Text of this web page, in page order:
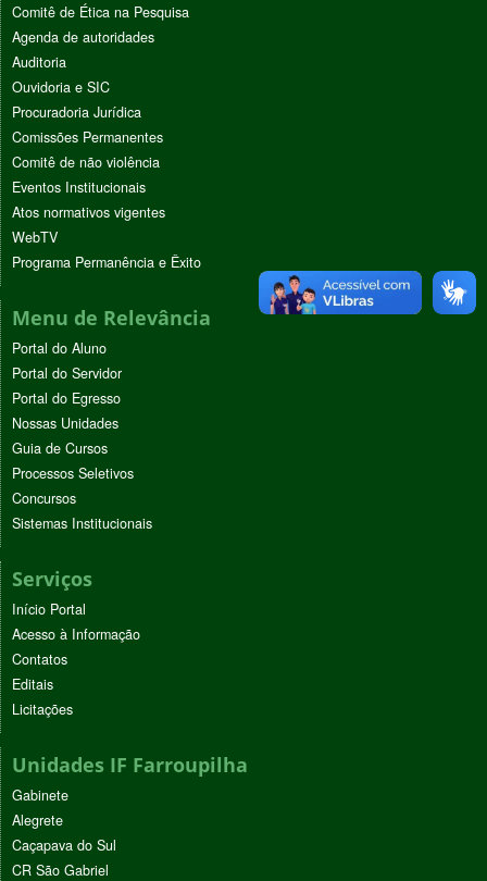
Comitê de Ética na Pesquisa
Agenda de autoridades
Auditoria
Ouvidoria e SIC
Procuradoria Jurídica
Comissões Permanentes
Comitê de não violência
Eventos Institucionais
Atos normativos vigentes
WebTV
Programa Permanência e Êxito
Menu de Relevância
Portal do Aluno
Portal do Servidor
Portal do Egresso
Nossas Unidades
Guia de Cursos
Processos Seletivos
Concursos
Sistemas Institucionais
Serviços
Início Portal
Acesso à Informação
Contatos
Editais
Licitações
Unidades IF Farroupilha
Gabinete
Alegrete
Caçapava do Sul
CR São Gabriel